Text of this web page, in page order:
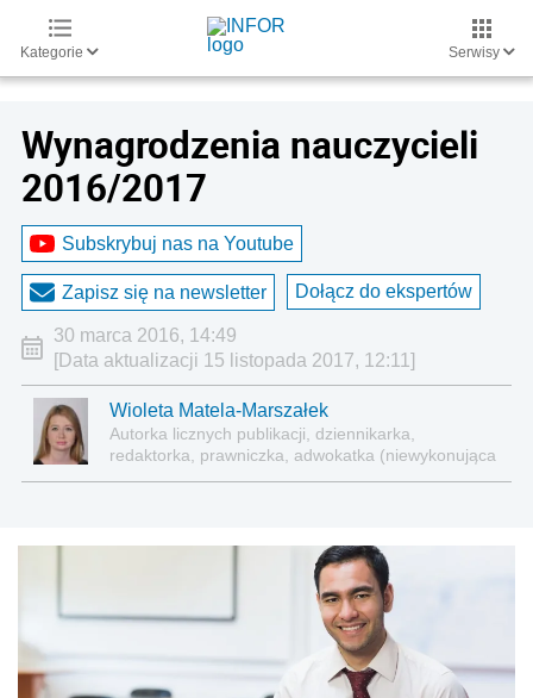
Kategorie Serwisy
Wynagrodzenia nauczycieli
2016/2017
Subskrybuj nas na Youtube
Zapisz się na newsletter Dołącz do ekspertów
30 marca 2016, 14:49
[Data aktualizacji 15 listopada 2017, 12:11]
Wioleta Matela-Marszałek
Autorka licznych publikacji, dziennikarka,
redaktorka, prawniczka, adwokatka (niewykonująca